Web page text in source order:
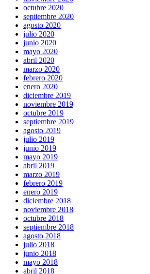
octubre 2020
septiembre 2020
agosto 2020
julio 2020
junio 2020
mayo 2020
abril 2020
marzo 2020
febrero 2020
enero 2020
diciembre 2019
noviembre 2019
octubre 2019
septiembre 2019
agosto 2019
julio 2019
junio 2019
mayo 2019
abril 2019
marzo 2019
febrero 2019
enero 2019
diciembre 2018
noviembre 2018
octubre 2018
septiembre 2018
agosto 2018
julio 2018
junio 2018
mayo 2018
abril 2018